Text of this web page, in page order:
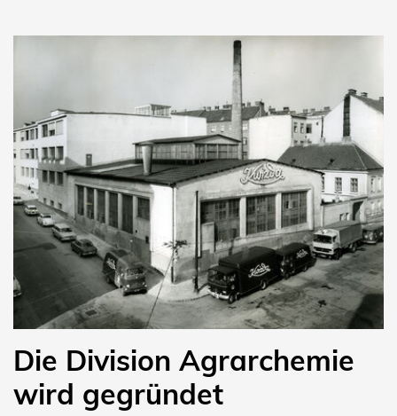
Die Division Agrarchemie
wird gegründet